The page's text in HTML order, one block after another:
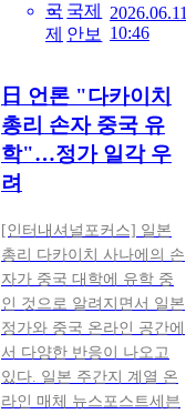
국
제
국제
안보
2026.06.11
10:46
日 언론 "다카이치
총리 손자 중국 유
학"…정가 일각 우
려
[인터내셔널포커스] 일본
총리 다카이치 사나에의 손
자가 중국 대학에 유학 중
인 것으로 알려지면서 일본
정가와 중국 온라인 공간에
서 다양한 반응이 나오고
있다. 일본 주간지 계열 온
라인 매체 뉴스포스트세븐